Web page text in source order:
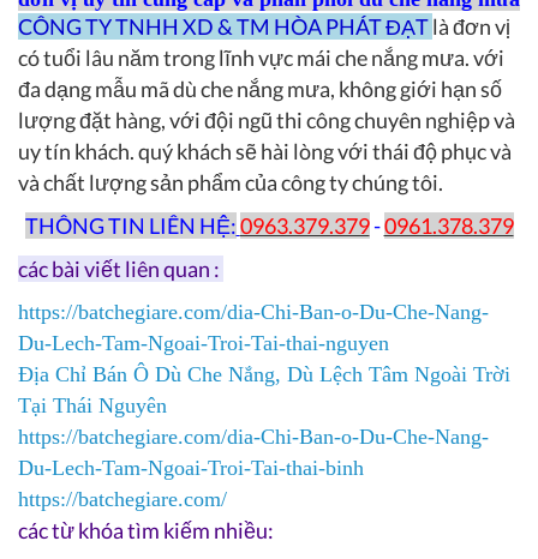
CÔNG TY TNHH XD & TM HÒA PHÁT ĐẠTlà đơn vị
có tuổi lâu năm trong lĩnh vực mái che nắng mưa. với
đa dạng mẫu mã dù che nắng mưa, không giới hạn số
lượng đặt hàng, với đội ngũ thi công chuyên nghiệp và
uy tín khách. quý khách sẽ hài lòng với thái độ phục và
và chất lượng sản phẩm của công ty chúng tôi.
THÔNG TIN LIÊN HỆ:0963.379.379-0961.378.379
các bài viết liên quan :
https://batchegiare.com/dia-Chi-Ban-o-Du-Che-Nang-
Du-Lech-Tam-Ngoai-Troi-Tai-thai-nguyen
Địa Chỉ Bán Ô Dù Che Nắng, Dù Lệch Tâm Ngoài Trời
Tại Thái Nguyên
https://batchegiare.com/dia-Chi-Ban-o-Du-Che-Nang-
Du-Lech-Tam-Ngoai-Troi-Tai-thai-binh
https://batchegiare.com/
các từ khóa tìm kiếm nhiều: